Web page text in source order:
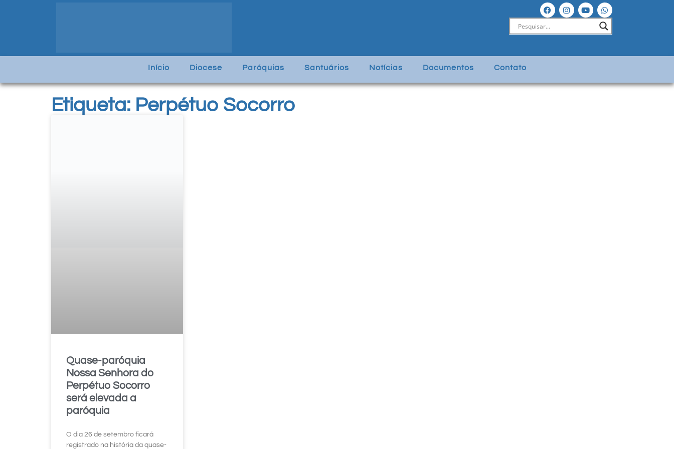
Início Diocese Paróquias Santuários Notícias Documentos Contato
Etiqueta: Perpétuo Socorro
Quase-paróquia
Nossa Senhora do
Perpétuo Socorro
será elevada a
paróquia
O dia 26 de setembro ficará
registrado na história da quase-